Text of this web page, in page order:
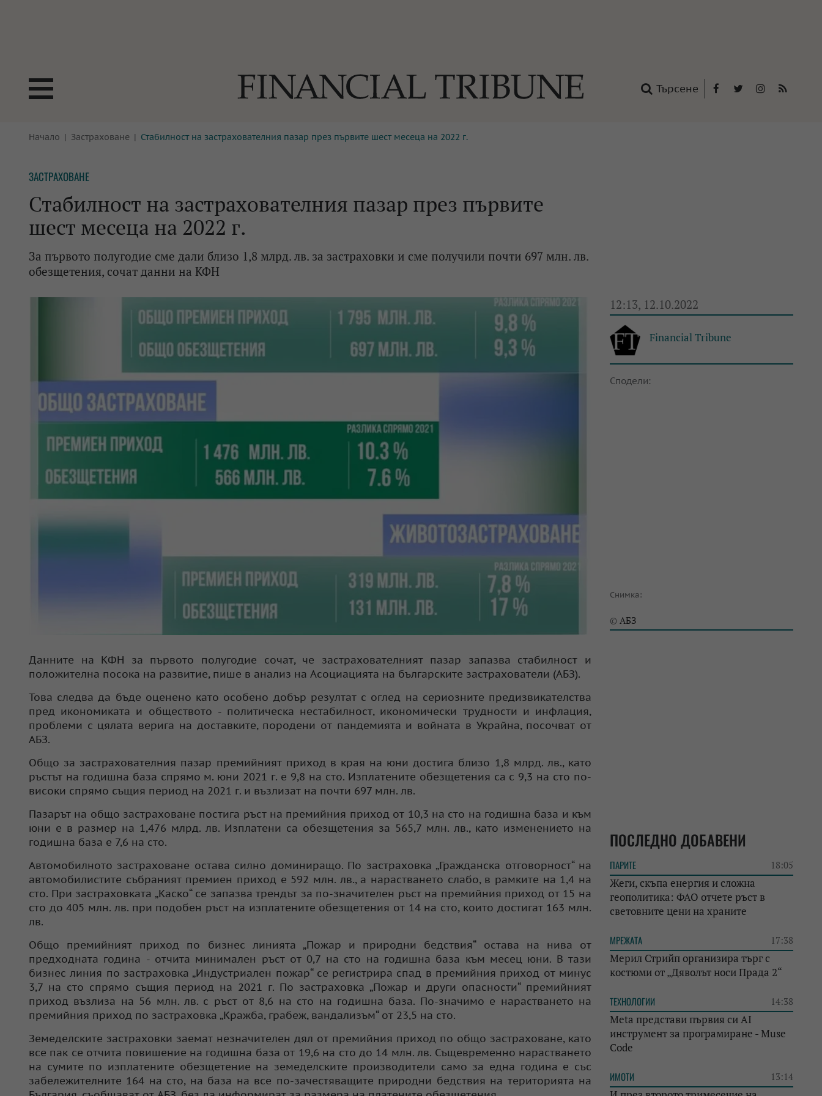
Търсене
БОРСИ
КРИПТО
БАНКИ
ПАРИТЕ
ЕНЕРГЕТИКА
ТЕХНОЛОГИИ
ИМОТИ
МУЛТИМЕДИЯ
За нас
Начало Застраховане Стабилност на застрахователния пазар през първите шест месеца на 2022 г.
ЗАСТРАХОВАНЕ
Стабилност на застрахователния пазар през първите
шест месеца на 2022 г.
За първото полугодие сме дали близо 1,8 млрд. лв. за застраховки и сме получили почти 697 млн. лв.
обезщетения, сочат данни на КФН
12:13, 12.10.2022
Financial Tribune
Сподели:
Снимка:
© АБЗ
Данните на КФН за първото полугодие сочат, че застрахователният пазар запазва стабилност и
положителна посока на развитие, пише в анализ на Асоциацията на българските застрахователи (АБЗ).
Това следва да бъде оценено като особено добър резултат с оглед на сериозните предизвикателства
пред икономиката и обществото - политическа нестабилност, икономически трудности и инфлация,
проблеми с цялата верига на доставките, породени от пандемията и войната в Украйна, посочват от
АБЗ.
Общо за застрахователния пазар премийният приход в края на юни достига близо 1,8 млрд. лв., като
ръстът на годишна база спрямо м. юни 2021 г. е 9,8 на сто. Изплатените обезщетения са с 9,3 на сто по-
високи спрямо същия период на 2021 г. и възлизат на почти 697 млн. лв.
Пазарът на общо застраховане постига ръст на премийния приход от 10,3 на сто на годишна база и към
юни е в размер на 1,476 млрд. лв. Изплатени са обезщетения за 565,7 млн. лв., като изменението на
годишна база е 7,6 на сто.
Автомобилното застраховане остава силно доминиращо. По застраховка „Гражданска отговорност“ на
автомобилистите събраният премиен приход е 592 млн. лв., а нарастването слабо, в рамките на 1,4 на
сто. При застраховката „Каско“ се запазва трендът за по-значителен ръст на премийния приход от 15 на
сто до 405 млн. лв. при подобен ръст на изплатените обезщетения от 14 на сто, които достигат 163 млн.
лв.
Общо премийният приход по бизнес линията „Пожар и природни бедствия“ остава на нива от
предходната година - отчита минимален ръст от 0,7 на сто на годишна база към месец юни. В тази
бизнес линия по застраховка „Индустриален пожар“ се регистрира спад в премийния приход от минус
3,7 на сто спрямо същия период на 2021 г. По застраховка „Пожар и други опасности“ премийният
приход възлиза на 56 млн. лв. с ръст от 8,6 на сто на годишна база. По-значимо е нарастването на
премийния приход по застраховка „Кражба, грабеж, вандализъм“ от 23,5 на сто.
Земеделските застраховки заемат незначителен дял от премийния приход по общо застраховане, като
все пак се отчита повишение на годишна база от 19,6 на сто до 14 млн. лв. Същевременно нарастването
на сумите по изплатените обезщетение на земеделските производители само за една година е със
забележителните 164 на сто, на база на все по-зачестяващите природни бедствия на територията на
ПОСЛЕДНО ДОБАВЕНИ
ПАРИТЕ 18:05
Жеги, скъпа енергия и сложна
геополитика: ФАО отчете ръст в
световните цени на храните
МРЕЖАТА 17:38
Мерил Стрийп организира търг с
костюми от „Дяволът носи Прада 2“
ТЕХНОЛОГИИ 14:38
Meta представи първия си AI
инструмент за програмиране - Muse
Code
ИМОТИ 13:14